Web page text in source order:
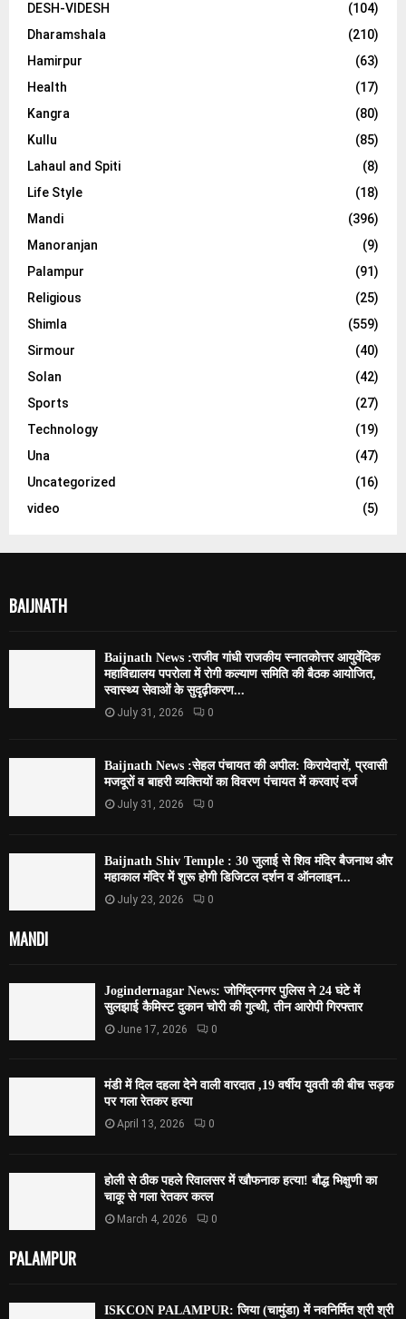
DESH-VIDESH
(104)
Dharamshala
(210)
Hamirpur
(63)
Health
(17)
Kangra
(80)
Kullu
(85)
Lahaul and Spiti
(8)
Life Style
(18)
Mandi
(396)
Manoranjan
(9)
Palampur
(91)
Religious
(25)
Shimla
(559)
Sirmour
(40)
Solan
(42)
Sports
(27)
Technology
(19)
Una
(47)
Uncategorized
(16)
video
(5)
BAIJNATH
Baijnath News :राजीव गांधी राजकीय स्नातकोत्तर आयुर्वेदिक
महाविद्यालय पपरोला में रोगी कल्याण समिति की बैठक आयोजित,
स्वास्थ्य सेवाओं के सुदृढ़ीकरण...
July 31, 2026 0
Baijnath News :सेहल पंचायत की अपील: किरायेदारों, प्रवासी
मजदूरों व बाहरी व्यक्तियों का विवरण पंचायत में करवाएं दर्ज
July 31, 2026 0
Baijnath Shiv Temple : 30 जुलाई से शिव मंदिर बैजनाथ और
महाकाल मंदिर में शुरू होगी डिजिटल दर्शन व ऑनलाइन...
July 23, 2026 0
MANDI
Jogindernagar News: जोगिंद्रनगर पुलिस ने 24 घंटे में
सुलझाई कैमिस्ट दुकान चोरी की गुत्थी, तीन आरोपी गिरफ्तार
June 17, 2026 0
मंडी में दिल दहला देने वाली वारदात ,19 वर्षीय युवती की बीच सड़क
पर गला रेतकर हत्या
April 13, 2026 0
होली से ठीक पहले रिवालसर में खौफनाक हत्या! बौद्ध भिक्षुणी का
चाकू से गला रेतकर कत्ल
March 4, 2026 0
PALAMPUR
ISKCON PALAMPUR: जिया (चामुंडा) में नवनिर्मित श्री श्री